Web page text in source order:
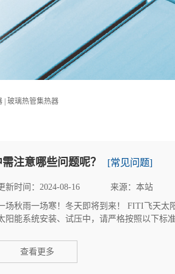
| 玻璃热管集热器
注意哪些问题呢？ [常见问题]
新时间：2024-08-16 来源：本站
场秋雨一场寒！冬天即将到来！ FITI飞天太
阳能系统安装、试压中，请严格按照以下标
查看更多